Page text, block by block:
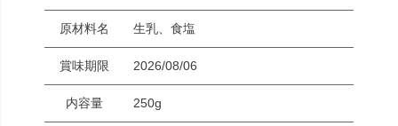
原材料名 生乳、食塩
賞味期限 2026/08/06
内容量 250g